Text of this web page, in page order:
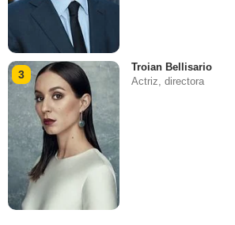
3
Troian Bellisario
Actriz, directora